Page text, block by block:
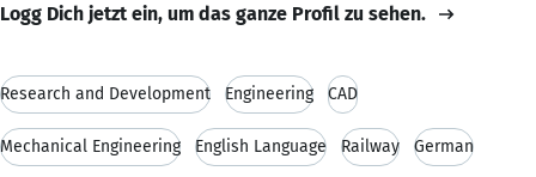
Logg Dich jetzt ein, um das ganze Profil zu sehen.
Research and Development Engineering CAD
Mechanical Engineering English Language Railway German